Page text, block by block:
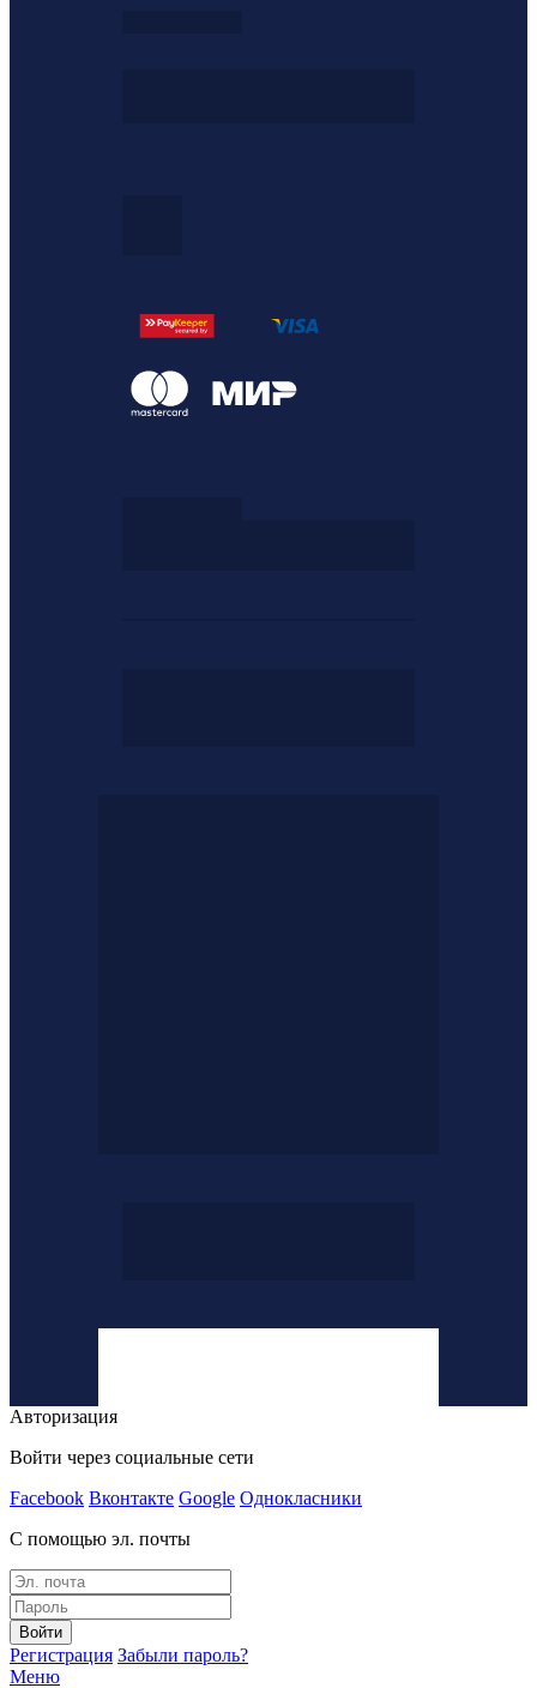
Авторизация
Войти через социальные сети
Facebook Вконтакте Google Однокласники
С помощью эл. почты
Войти
Регистрация Забыли пароль?
Меню